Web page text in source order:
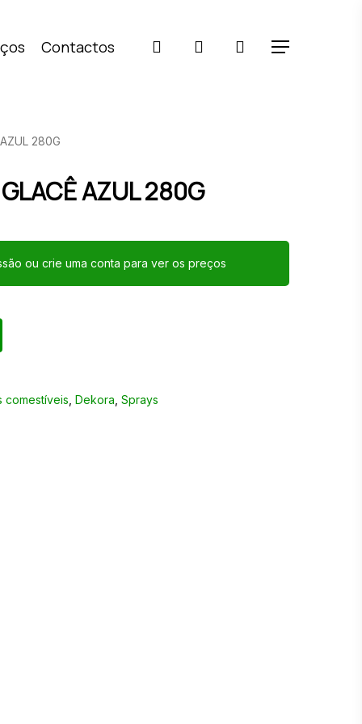
Contactos pesquisaraccount Menu
280G
AZUL 280G
ou crie uma conta para ver os preços
comestíveis ,Dekora ,Sprays